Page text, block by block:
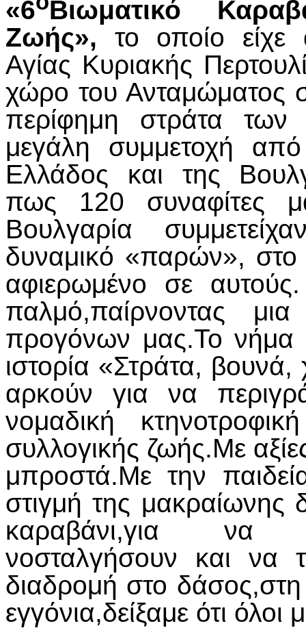
«6 Βιωματικό
Ζωής», το οποίο είχε
Αγίας Κυριακής
χώρο του Ανταμώματος
περίφημη στράτα των
μεγάλη συμμετοχή
Ελλάδος και της
πως 120 συναφίτες
Βουλγαρία
δυναμικό «παρών»,
αφιερωμένο σε
παλμό,παίρνοντας
προγόνων μας.Το νήμα
ιστορία «Στράτα, βουνά,
αρκούν για να
νομαδική
συλλογικής ζωής.Με
μπροστά.Με την
στιγμή της μακραίωνης
καραβάνι,για να
νοσταλγήσουν και να
διαδρομή στο δάσος,στη
εγγόνια,δείξαμε ότι